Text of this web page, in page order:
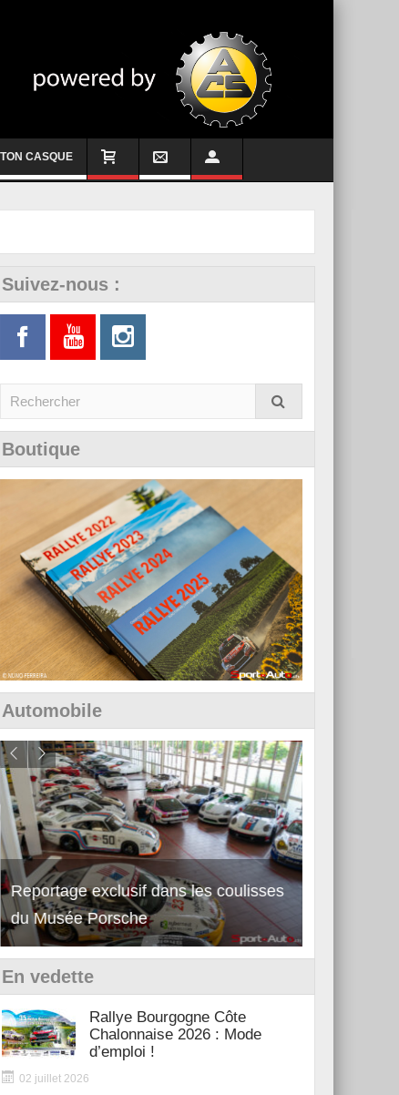
CASQUE
Suivez-nous :
Boutique
Automobile
Découverte de la nouvelle Ferrari
12Cilindri Manuale
En vedette
Rallye Bourgogne Côte
Chalonnaise 2026 : Mode
d’emploi !
02 juillet 2026